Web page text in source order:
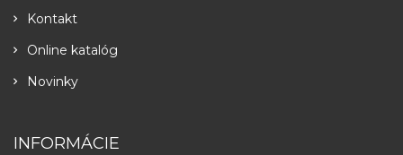
Kontakt
Online katalóg
Novinky
INFORMÁCIE